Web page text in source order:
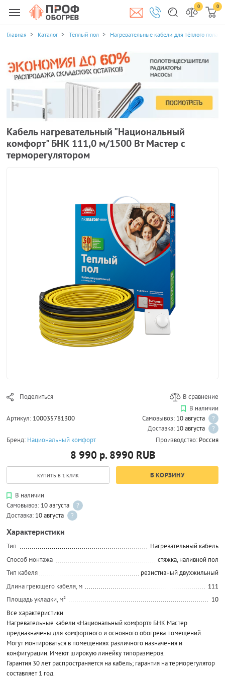
0 0
Главная Каталог Тёплый пол Нагревательные кабели для тёплого пола
Кабель нагревательный "Национальный
комфорт" БНК 111,0 м/1500 Вт Мастер с
терморегулятором
Поделиться В сравнение
Артикул: 100035781300
В наличии
Самовывоз: 10 августа
?
Доставка: 10 августа
?
Бренд: Национальный комфорт Производство: Россия
8 990 р. 8990 RUB
КУПИТЬ В 1 КЛИК В КОРЗИНУ
В наличии
Самовывоз: 10 августа
?
Доставка: 10 августа ?
Характеристики
Тип
Нагревательный кабель
Способ монтажа
стяжка, наливной пол
Тип кабеля
резистивный двухжильный
Длина греющего кабеля, м
111
Площадь укладки, м²
10
Все характеристики
Нагревательные кабели «Национальный комфорт» БНК Мастер
предназначены для комфортного и основного обогрева помещений.
Могут монтироваться в помещениях различного назначения и
конфигурации. Имеют широкую линейку типоразмеров.
Гарантия 30 лет распространяется на кабель; гарантия на терморегулятор
составляет 1 год.